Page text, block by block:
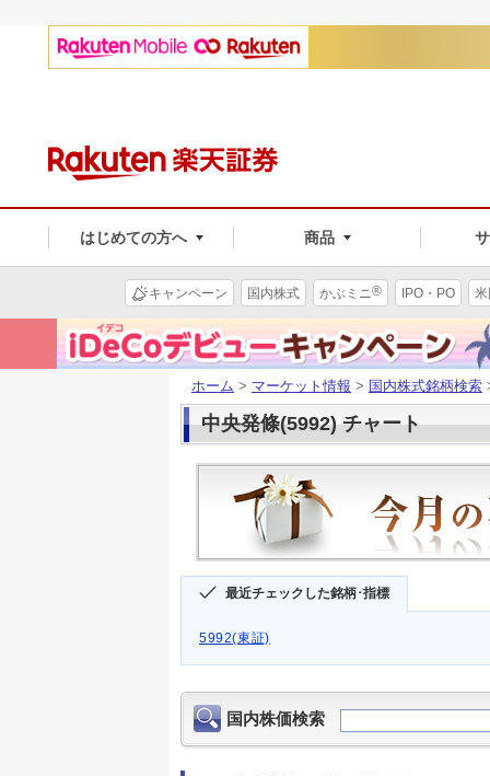
はじめての方へ 商品
キャンペーン 国内株式 かぶミニ® IPO・PO
ホーム > マーケット情報 > 国内株式銘柄検索
中央発條(5992) チャート
最近チェックした銘柄･指標
5992(東証)